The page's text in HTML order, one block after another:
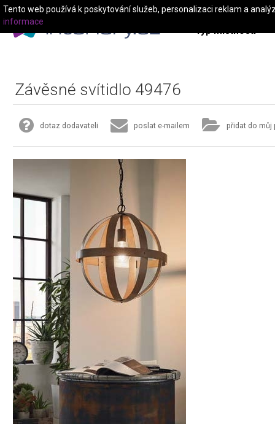
Typ místnosti
Závěsné svítidlo 49476
dotaz dodavateli poslat e-mailem přidat do můj
Tento web používá k poskytování služeb, personalizaci reklam a
informace